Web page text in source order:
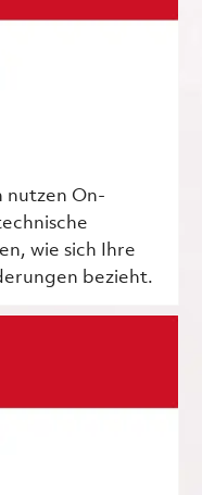
nutzen On-
wie sich Ihre
bezieht.